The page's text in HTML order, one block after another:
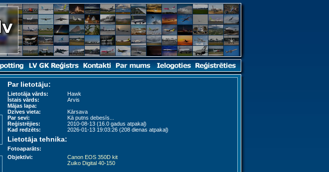
Par lietotāju:
Lietotāja vārds:
Hawk
Īstais vārds:
Arvis
Mājas lapa:
Dzīves vieta:
Kārsava
Par sevi:
Kā putns debesīs...
Reģistrējies:
2010-08-13 (16.0 gadus atpakaļ)
Kad redzēts:
2026-01-13 19:03:26 (208 dienas atpakaļ)
Lietotāja tehnika:
Fotoaparāts:
Objektīvi:
Canon EOS 350D kit
Zuiko Digital 40-150